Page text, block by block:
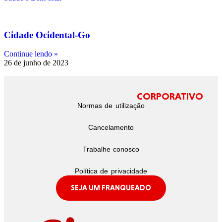
Cidade Ocidental-Go
Continue lendo »
26 de junho de 2023
CORPORATIVO
Normas de utilização
Cancelamento
Trabalhe conosco
Política de privacidade
SEJA UM FRANQUEADO